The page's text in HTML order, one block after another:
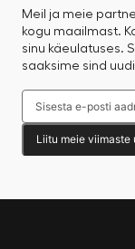
Meil ja meie
kogu maailmast.
sinu käeulatuses.
saaksime sind
Liitu meie viimaste